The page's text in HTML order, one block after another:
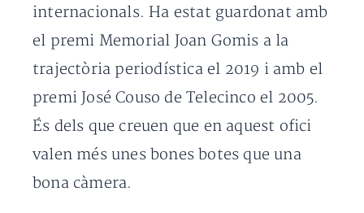
internacionals. Ha estat guardonat amb
el premi Memorial Joan Gomis a la
trajectòria periodística el 2019 i amb el
premi José Couso de Telecinco el 2005.
És dels que creuen que en aquest ofici
valen més unes bones botes que una
bona càmera.